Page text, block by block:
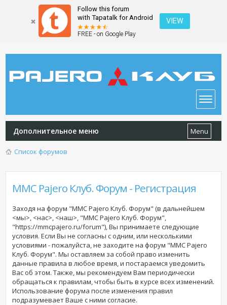
Follow this forum
with Tapatalk for Android
FREE - on Google Play
VIEW
Дополнительное меню Menu
Список форумов
MMC Pajero Клуб. Форум - Регистрация
Заходя на форум "MMC Pajero Клуб. Форум" (в дальнейшем
<мы>, <нас>, <наш>, "MMC Pajero Клуб. Форум",
"https://mmcpajero.ru/forum"), Вы принимаете следующие
условия. Если Вы не согласны с одним, или несколькими
условиями - пожалуйста, не заходите на форум "MMC Pajero
Клуб. Форум". Мы оставляем за собой право изменить
данные правила в любое время, и постараемся уведомить
Вас об этом. Также, мы рекомендуем Вам периодически
обращаться к правилам, чтобы быть в курсе всех изменений.
Использование форумапосле изменения правил
подразумевает Ваше с ними согласие.